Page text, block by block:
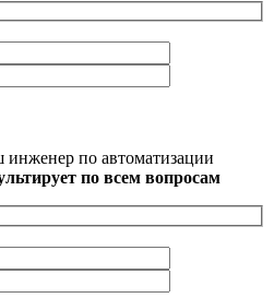
по автоматизации
по всем вопросам